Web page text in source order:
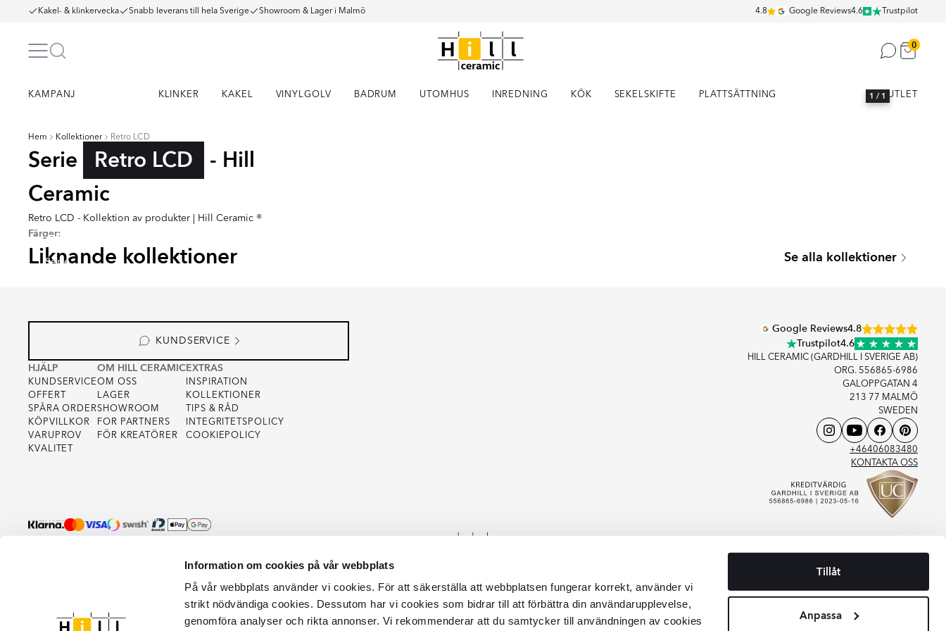
Information om cookies på vår webbplats
På vår webbplats använder vi cookies. För att säkerställa att webbplatsen fungerar korrekt, använder vi
strikt nödvändiga cookies. Dessutom har vi cookies som bidrar till att förbättra din användarupplevelse,
genomföra analyser och rikta annonser. Vi rekommenderar att du samtycker till användningen av cookies
Tillåt
Anpassa
Kakel- & klinkervecka Snabb leverans till hela Sverige Showroom & Lager i Malmö 4.8 Google Reviews4.6 Trustpilot
0
KAMPANJ KLINKER KAKEL VINYLGOLV BADRUM UTOMHUS INREDNING KÖK SEKELSKIFTE PLATTSÄTTNING OUTLET
Hem Kollektioner Retro LCD
Serie Retro LCD
- Hill
Ceramic
Retro LCD - Kollektion av produkter | Hill Ceramic ®
Färger:
1 / 1
Liknande kollektioner Se alla kollektioner
CUCKOO
Serie
KUNDSERVICE
HJÄLP
KUNDSERVICE
OFFERT
SPÅRA ORDER
KÖPVILLKOR
VARUPROV
KVALITET
OM HILL CERAMIC
OM OSS
LAGER
SHOWROOM
FOR PARTNERS
FÖR KREATÖRER
EXTRAS
INSPIRATION
KOLLEKTIONER
TIPS & RÅD
INTEGRITETSPOLICY
COOKIEPOLICY
Google Reviews4.8
Trustpilot4.6
HILL CERAMIC (GARDHILL I SVERIGE AB)
ORG. 556865-6986
GALOPPGATAN 4
213 77 MALMÖ
SWEDEN
+46406083480
KONTAKTA OSS